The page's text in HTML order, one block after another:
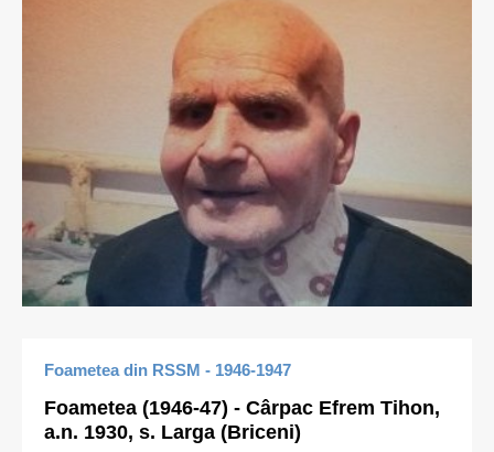
Foametea din RSSM - 1946-1947
Foametea (1946-47) - Cârpac Efrem Tihon,
a.n. 1930, s. Larga (Briceni)